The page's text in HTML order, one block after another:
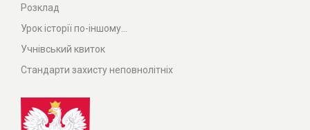
Розклад
Урок історії по-іншому...
Учнівський квиток
Стандарти захисту неповнолітніх